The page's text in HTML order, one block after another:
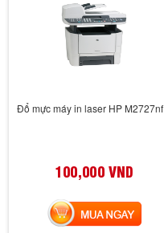
Đổ mực máy in laser HP M2727nf
100,000 VND
MUA NGAY